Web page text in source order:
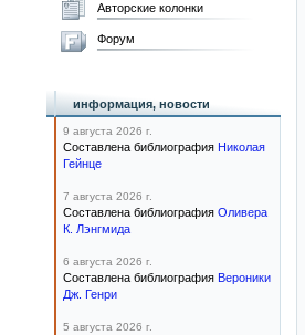
Авторские колонки
Форум
информация, новости
9 августа 2026 г.
Составлена библиография Николая
Гейнце
7 августа 2026 г.
Составлена библиография Оливера
К. Лэнгмида
6 августа 2026 г.
Составлена библиография Вероники
Дж. Генри
5 августа 2026 г.